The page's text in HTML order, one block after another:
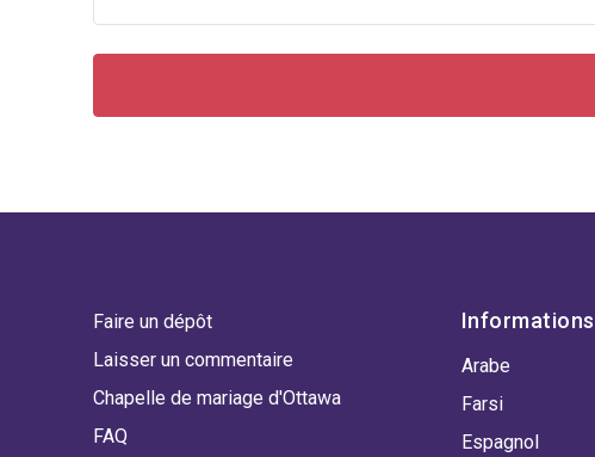
Faire un dépôt
Laisser un commentaire
Chapelle de mariage d'Ottawa
FAQ
Arabe
Farsi
Espagnol